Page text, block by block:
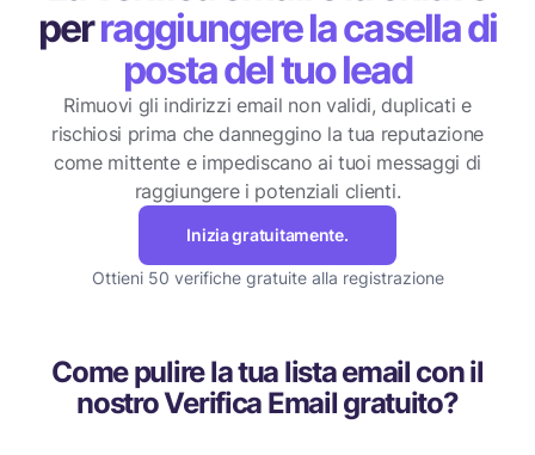
perraggiungere la casella di
posta del tuo lead
Rimuovi gli indirizzi email non validi, duplicati e
rischiosi prima che danneggino la tua reputazione
come mittentee impediscano ai tuoi messaggi di
raggiungere i potenziali clienti.
Inizia gratuitamente.
Ottieni 50 verifiche gratuite alla registrazione
Come pulire la tua lista email con il
nostro Verifica Email gratuito?